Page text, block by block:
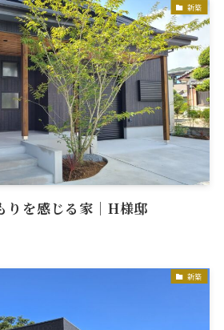
新築
りを感じる家｜H様邸
新築